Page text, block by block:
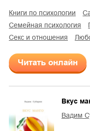
книги по психологии
семейная психология
секс и отношения
Читать онлайн
Вкус
Вадим